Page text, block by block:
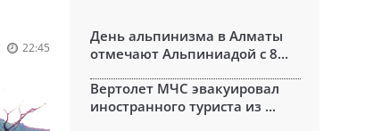
22:45
День альпинизма в Алматы
отмечают Альпиниадой с 8...
Вертолет МЧС эвакуировал
иностранного туриста из ...